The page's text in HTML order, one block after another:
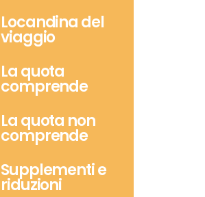
Locandina del
viaggio
La quota
comprende
La quota non
comprende
Supplementi e
riduzioni